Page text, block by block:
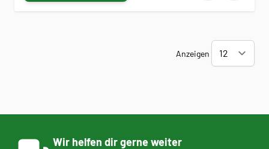
Anzeigen
Wir helfen dir gerne weiter